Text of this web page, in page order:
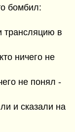
бомбил:
трансляцию в
ничего не
не понял -
и сказали на